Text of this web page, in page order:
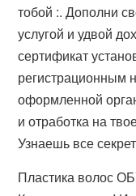
тобой :. Дополни
услугой и удвой
сертификат
регистрационным
оформленной
и отработка на
Узнаешь все
Пластика волос